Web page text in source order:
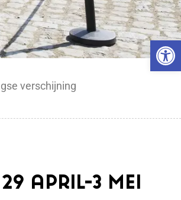
verschijning
april-3 mei